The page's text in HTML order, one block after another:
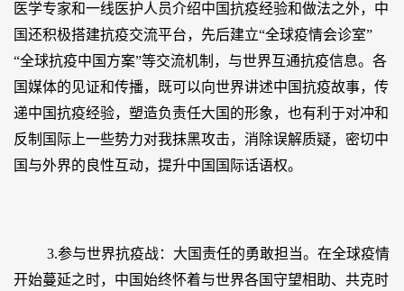
医学专家和一线医护人员介绍中国抗疫经验和做法之外，中
国还积极搭建抗疫交流平台，先后建立“全球疫情会诊室”
“全球抗疫中国方案”等交流机制，与世界互通抗疫信息。各
国媒体的见证和传播，既可以向世界讲述中国抗疫故事，传
递中国抗疫经验，塑造负责任大国的形象，也有利于对冲和
反制国际上一些势力对我抹黑攻击，消除误解质疑，密切中
国与外界的良性互动，提升中国国际话语权。
3.参与世界抗疫战：大国责任的勇敢担当。在全球疫情
开始蔓延之时，中国始终怀着与世界各国守望相助、共克时